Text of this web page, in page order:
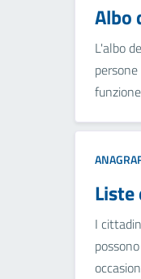
Albo
L'albo
I